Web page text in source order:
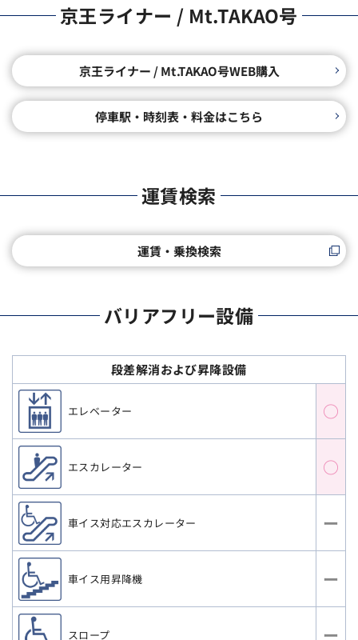
京王ライナー / Mt.TAKAO号
京王ライナー / Mt.TAKAO号WEB購入
停車駅・時刻表・料金はこちら
運賃検索
運賃・乗換検索
バリアフリー設備
段差解消および昇降設備
エレベーター ○
エスカレーター ○
車イス対応エスカレーター ー
車イス用昇降機 ー
スロープ ー